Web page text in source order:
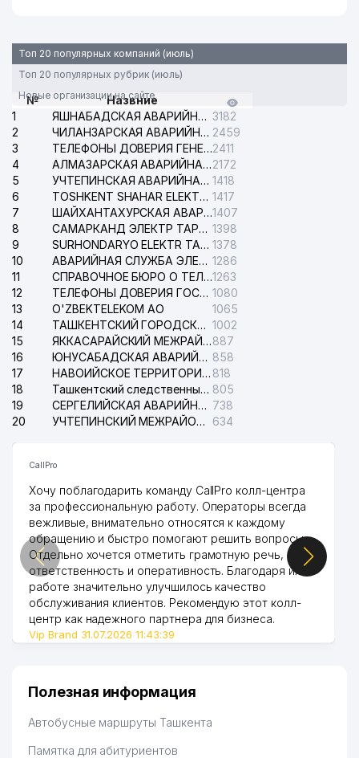
Топ 20 популярных компаний (июль)
Топ 20 популярных рубрик (июль)
Новые организации на сайте
№
Назвние
1
ЯШНАБАДСКАЯ АВАРИЙНАЯ СЛУЖБА ЭЛЕКТРОСЕТИ 3182
2
ЧИЛАНЗАРСКАЯ АВАРИЙНАЯ СЛУЖБА ЭЛЕКТРОСЕТИ 2459
3
ТЕЛЕФОНЫ ДОВЕРИЯ ГЕНЕРАЛЬНОЙ ПРОКУРАТУРЫ РЕСПУБЛИКИ УЗБЕКИСТАН2411
4
АЛМАЗАРСКАЯ АВАРИЙНАЯ СЛУЖБА ЭЛЕКТРОСЕТИ2172
5
УЧТЕПИНСКАЯ АВАРИЙНАЯ СЛУЖБА ЭЛЕКТРОСЕТИ 1418
6
TOSHKENT SHAHAR ELEKTR TARMOQLARI KORXONASI АО 1417
7
ШАЙХАНТАХУРСКАЯ АВАРИЙНАЯ СЛУЖБА ЭЛЕКТРОСЕТИ1407
8
САМАРКАНД ЭЛЕКТР ТАРМОКЛАРИ АО 1398
9
SURHONDARYO ELEKTR TARMOKLARI АО 1378
10
АВАРИЙНАЯ СЛУЖБА ЭЛЕКТРОСЕТИ ТАШКЕНТСКОГО РАЙОНА 1286
11
СПРАВОЧНОЕ БЮРО О ТЕЛЕФОНАХ ОРГАНИЗАЦИЙ г. ТАШКЕНТА1263
12
ТЕЛЕФОНЫ ДОВЕРИЯ ГОСУДАРСТВЕННОГО ЦЕНТРА ТЕСТИРОВАНИЯ 1080
13
O'ZBEKTELEKOM АО
1065
14
ТАШКЕНТСКИЙ ГОРОДСКОЙ СУД ПО ГРАЖДАНСКИМ ДЕЛАМ 1002
15
ЯККАСАРАЙСКИЙ МЕЖРАЙОННЫЙ СУД ПО ГРАЖДАНСКИМ ДЕЛАМ887
16
ЮНУСАБАДСКАЯ АВАРИЙНАЯ СЛУЖБА ЭЛЕКТРОСЕТИ 858
17
НАВОИЙСКОЕ ТЕРРИТОРИАЛЬНОЕ ПРЕДПРИЯТИЕ ЭЛЕКТРОСЕТИ АО 818
18
Ташкентский следственный изолятор 805
19
СЕРГЕЛИЙСКАЯ АВАРИЙНАЯ СЛУЖБА ЭЛЕКТРОСЕТИ 738
20
УЧТЕПИНСКИЙ МЕЖРАЙОННЫЙ СУД ПО ГРАЖДАНСКИМ ДЕЛАМ 634
CallPro
Хочу поблагодарить команду CallPro колл-центра
за профессиональную работу. Операторы всегда
вежливые, внимательно относятся к каждому
обращению и быстро помогают решить вопросы.
Отдельно хочется отметить грамотную речь,
ответственность и оперативность. Благодаря их
работе значительно улучшилось качество
обслуживания клиентов. Рекомендую этот колл-
центр как надежного партнера для бизнеса.
Vip Brand 31.07.2026 11:43:39
Полезная информация
Автобусные маршруты Ташкента
Памятка для абитуриентов